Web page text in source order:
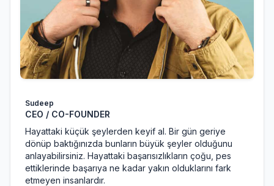
Sudeep
CEO / CO-FOUNDER
Hayattaki küçük şeylerden keyif al. Bir gün geriye
dönüp baktığınızda bunların büyük şeyler olduğunu
anlayabilirsiniz. Hayattaki başarısızlıkların çoğu, pes
ettiklerinde başarıya ne kadar yakın olduklarını fark
etmeyen insanlardır.